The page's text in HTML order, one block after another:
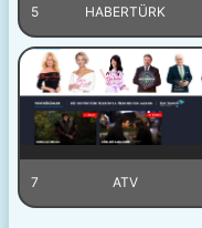
5 HABERTÜRK
7 ATV